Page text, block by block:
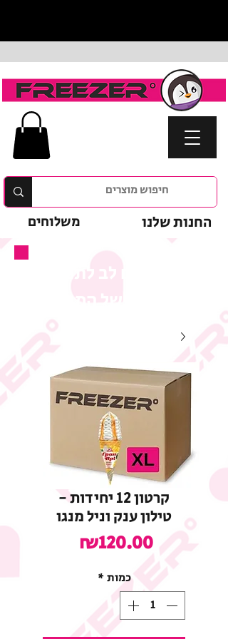
החנות שלנו משלוחים
המבצע של המוצר
קרטון 12 יחידות -
טילון ענק וניל מנגו
₪120.00
כמות *